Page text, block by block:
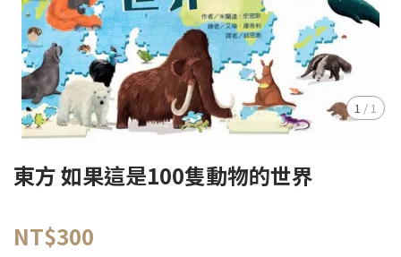
1 /1
東方 如果這是100隻動物的世界
NT$300